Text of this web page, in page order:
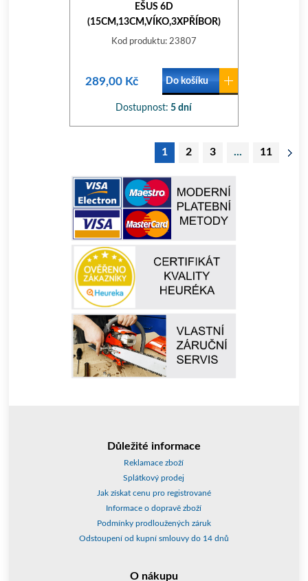
EŠUS 6D
(15CM,13CM,VÍKO,3XPŘÍBOR)
STORE LINE
Kod produktu: 23807
289,00 Kč Do košíku
Dostupnost: 5 dní
1 2 3 ... 11
Důležité informace
Reklamace zboží
Splátkový prodej
Jak získat cenu pro registrované
Informace o dopravě zboží
Podmínky prodloužených záruk
Odstoupení od kupní smlouvy do 14 dnů
O nákupu